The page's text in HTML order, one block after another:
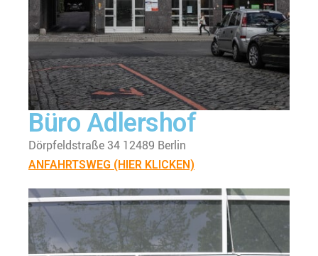
Büro Adlershof
Dörpfeldstraße 34 12489 Berlin
ANFAHRTSWEG (HIER KLICKEN)